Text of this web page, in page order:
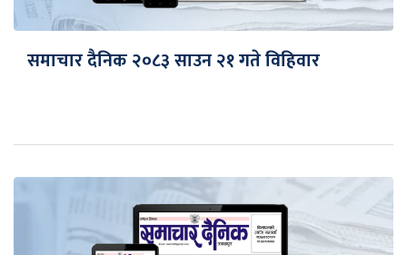
समाचार दैनिक २०८३ साउन २१ गते विहिवार